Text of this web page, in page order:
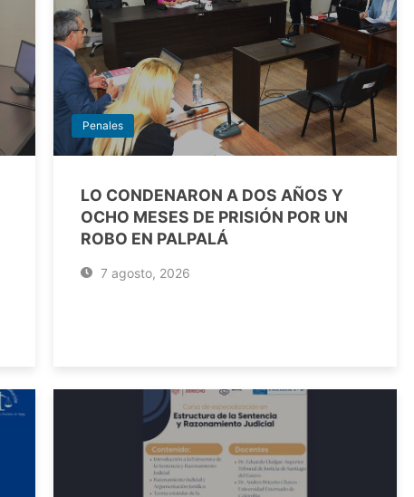
Penales
LO CONDENARON A DOS AÑOS Y
OCHO MESES DE PRISIÓN POR UN
ROBO EN PALPALÁ
7 agosto, 2026